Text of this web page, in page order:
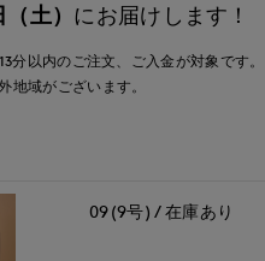
土） にお届けします！
13分以内のご注文、ご入金が対象です。
地域がございます。
09(9号) 在庫あり